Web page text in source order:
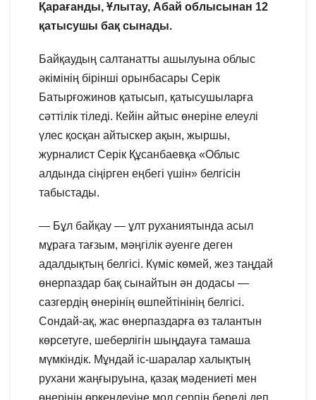
Қарағанды, Ұлытау, Абай облысынан 12
қатысушы бақ сынады.
Байқаудың салтанатты ашылуына облыс
әкімінің бірінші орынбасары Серік
Батырғожинов қатысып, қатысушыларға
сәттілік тіледі. Кейін айтыс өнеріне елеулі
үлес қосқан айтыскер ақын, жыршы,
журналист Серік Құсанбаевқа «Облыс
алдында сіңірген еңбегі үшін» белгісін
табыстады.
— Бұл байқау — ұлт руханиятында асыл
мұраға тағзым, мәңгілік әуенге деген
адалдықтың белгісі. Күміс көмей, жез таңдай
өнерпаздар бақ сынайтын ән додасы —
сазгердің өнерінің өшпейтінінің белгісі.
Сондай-ақ, жас өнерпаздарға өз талантын
көрсетуге, шеберлігін шыңдауға тамаша
мүмкіндік. Мұндай іс-шаралар халықтың
рухани жаңғыруына, қазақ мәдениеті мен